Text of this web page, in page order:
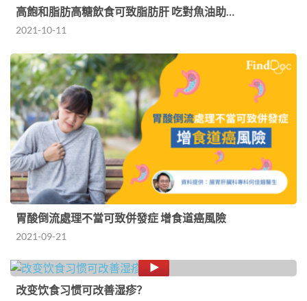
高飽和脂肪高糖飲食可致脂肪肝 吃對魚油助…
2021-10-11
胃酸倒流處理不當可致併發症 增食道癌風險
2021-09-21
改变饮食习惯可改善湿疹？